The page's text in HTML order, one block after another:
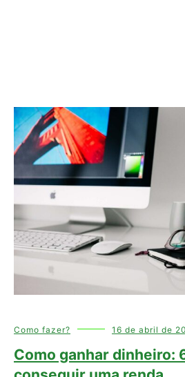
Como fazer? 16 de abril de
Como ganhar dinheiro: